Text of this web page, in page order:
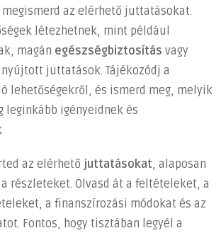
megismerd az elérhető juttatásokat.
létezhetnek, mint például
magán egészségbiztosítás vagy
juttatások. Tájékozódj a
lehetőségekről, és ismerd meg, melyik
igényeidnek és
az elérhető juttatásokat, alaposan
részleteket. Olvasd át a feltételeket, a
a finanszírozási módokat és az
Fontos, hogy tisztában legyél a